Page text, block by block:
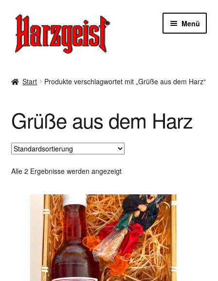
Zur
Navigation
springen
Zum
Inhalt
springen
Menü
Datenschutzerklärung
Impressum
Kasse
Mein Konto
Versandarten
Warenkorb
Start Produkte verschlagwortet mit „Grüße aus dem Harz“
Grüße aus dem Harz
Alle 2 Ergebnisse werden angezeigt